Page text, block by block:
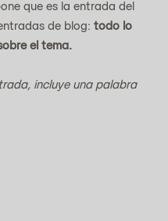
que es la entrada del
de blog: todo lo
el tema.
incluye una palabra